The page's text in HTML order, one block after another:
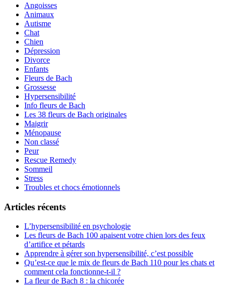
Angoisses
Animaux
Autisme
Chat
Chien
Dépression
Divorce
Enfants
Fleurs de Bach
Grossesse
Hypersensibilité
Info fleurs de Bach
Les 38 fleurs de Bach originales
Maigrir
Ménopause
Non classé
Peur
Rescue Remedy
Sommeil
Stress
Troubles et chocs émotionnels
Articles récents
L’hypersensibilité en psychologie
Les fleurs de Bach 100 apaisent votre chien lors des feux
d’artifice et pétards
Apprendre à gérer son hypersensibilité, c’est possible
Qu’est-ce que le mix de fleurs de Bach 110 pour les chats et
comment cela fonctionne-t-il ?
La fleur de Bach 8 : la chicorée